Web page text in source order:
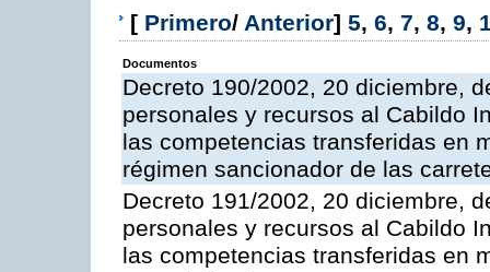
[ Primero/ Anterior] 5, 6, 7, 8, 9,
Documentos
Decreto 190/2002, 20 diciembre,
personales y recursos al Cabildo
las competencias transferidas en
régimen sancionador de las
Decreto 191/2002, 20 diciembre,
personales y recursos al Cabildo
las competencias transferidas en